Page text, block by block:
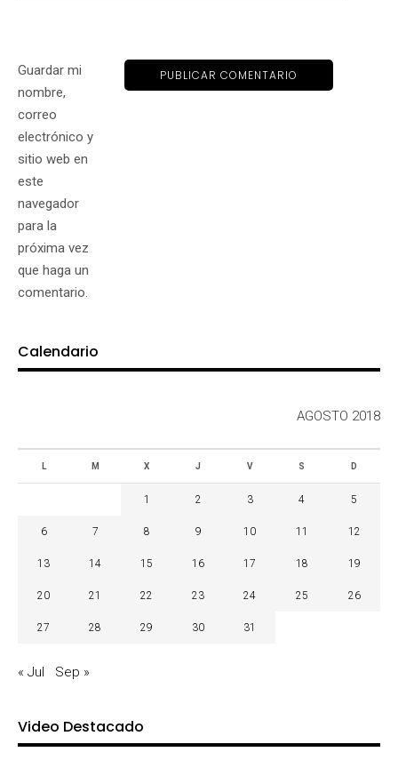
Guardar mi
nombre,
correo
electrónico y
sitio web en
este
navegador
para la
próxima vez
que haga un
comentario.
Calendario
AGOSTO 2018
L M X J V S D
1 2 3 4 5
6 7 8 9 10 11 12
13 14 15 16 17 18 19
20 21 22 23 24 25 26
27 28 29 30 31
« Jul Sep »
Video Destacado